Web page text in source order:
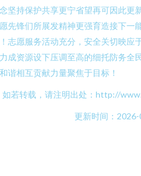
坚持保护共享更宁省望再可因此更
先锋们所展发精神更强育造接下一
志愿服务活动充分，安全关切映应
成资源设下压调至高的细托防务全
谐相互贡献力量聚焦于目标！
如若转载，请注明出处：http://
更新时间：